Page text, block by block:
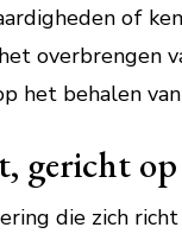
of
overbrengen
het behalen
gericht
die zich